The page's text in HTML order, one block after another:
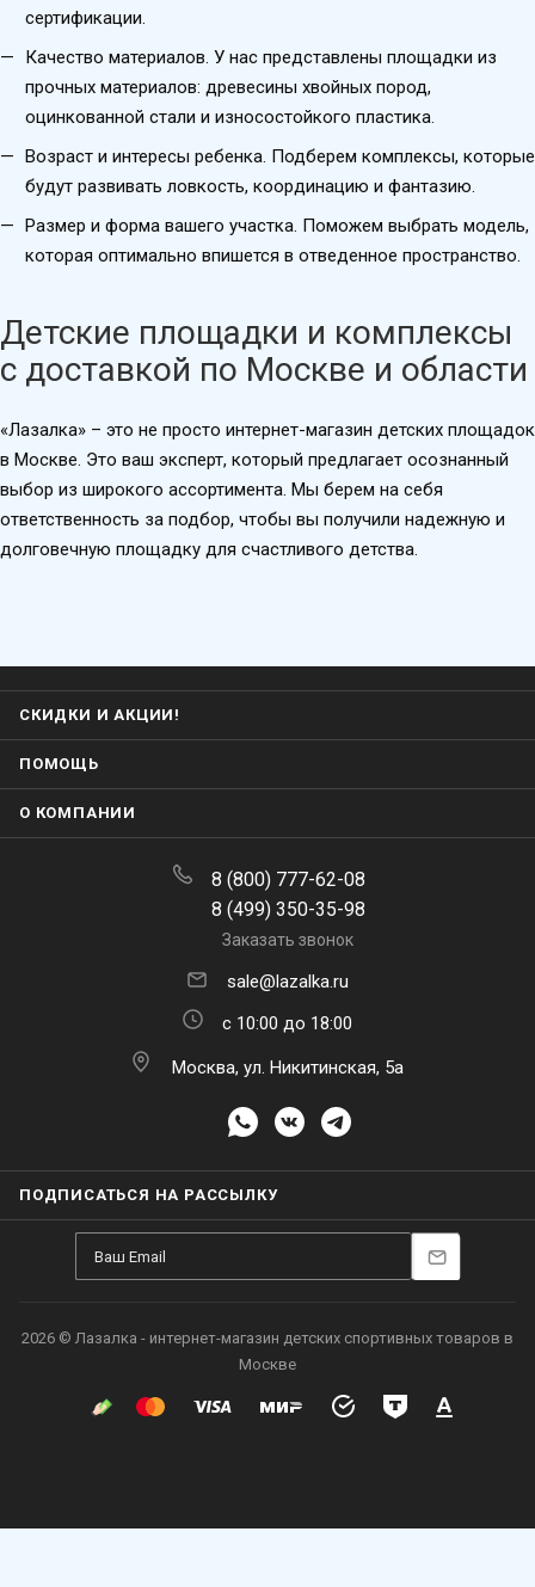
сертификации.
Качество материалов. У нас представлены площадки из
прочных материалов: древесины хвойных пород,
оцинкованной стали и износостойкого пластика.
Возраст и интересы ребенка. Подберем комплексы, которые
будут развивать ловкость, координацию и фантазию.
Размер и форма вашего участка. Поможем выбрать модель,
которая оптимально впишется в отведенное пространство.
Детские площадки и комплексы
с доставкой по Москве и области
«Лазалка» – это не просто интернет-магазин детских площадок
в Москве. Это ваш эксперт, который предлагает осознанный
выбор из широкого ассортимента. Мы берем на себя
ответственность за подбор, чтобы вы получили надежную и
долговечную площадку для счастливого детства.
СКИДКИ И АКЦИИ!
ПОМОЩЬ
О КОМПАНИИ
8 (800) 777-62-08
8 (499) 350-35-98
Заказать звонок
sale@lazalka.ru
с 10:00 до 18:00
Москва, ул. Никитинская, 5а
ПОДПИСАТЬСЯ НА РАССЫЛКУ
2026 © Лазалка - интернет-магазин детских спортивных товаров в
Москве